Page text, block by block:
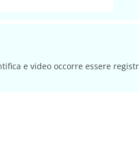
e video occorre essere